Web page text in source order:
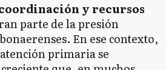
y recursos
parte de la presión
En ese contexto,
primaria se